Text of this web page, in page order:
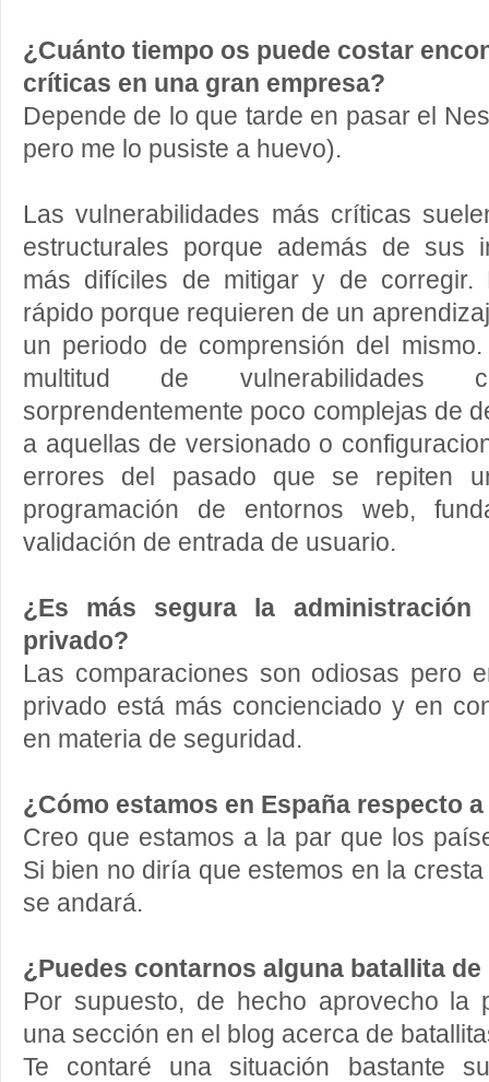
¿Cuánto tiempo os puede costar
críticas en una gran empresa?
Depende de lo que tarde en pasar el
pero me lo pusiste a huevo).
Las vulnerabilidades más críticas
estructurales porque además de sus
más difíciles de mitigar y de corregir.
rápido porque requieren de un
un periodo de comprensión del
multitud de vulnerabilidades
sorprendentemente poco complejas de
a aquellas de versionado o
errores del pasado que se repiten
programación de entornos web,
validación de entrada de usuario.
¿Es más segura la
privado?
Las comparaciones son odiosas pero
privado está más concienciado y en
en materia de seguridad.
¿Cómo estamos en España respecto
Creo que estamos a la par que los
Si bien no diría que estemos en la
se andará.
¿Puedes contarnos alguna batallita
Por supuesto, de hecho aprovecho la
una sección en el blog acerca de
Te contaré una situación bastante